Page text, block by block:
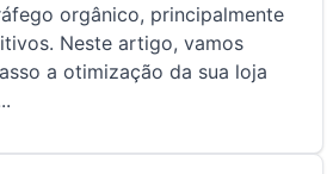
orgânico, principalmente
Neste artigo, vamos
a otimização da sua loja